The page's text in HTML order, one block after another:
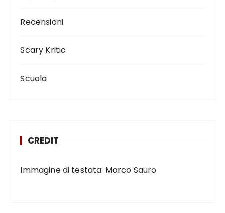
Recensioni
Scary Kritic
Scuola
CREDIT
Immagine di testata: Marco Sauro